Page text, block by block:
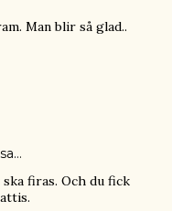
Man blir så glad..
sa…
firas. Och du fick